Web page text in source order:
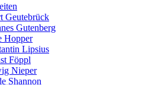
Geutebrück
Gutenberg
Hopper
Lipsius
Föppl
Nieper
Shannon